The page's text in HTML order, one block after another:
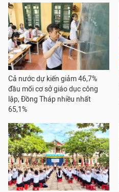
Cả nước dự kiến giảm 46,7%
đầu mối cơ sở giáo dục công
lập, Đồng Tháp nhiều nhất
65,1%